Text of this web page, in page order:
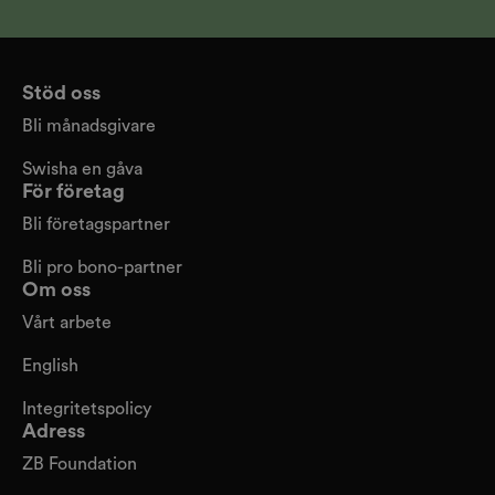
Stöd oss
Bli månadsgivare
Swisha en gåva
För företag
Bli företagspartner
Bli pro bono-partner
Om oss
Vårt arbete
English
Integritetspolicy
Adress
ZB Foundation